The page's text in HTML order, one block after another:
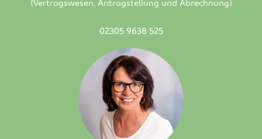
(Vertragswesen, Antragstellung und Abrechnung)
02305 9638 525